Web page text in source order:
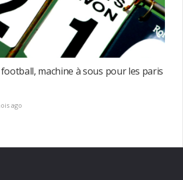
machine à sous pour les paris
ago